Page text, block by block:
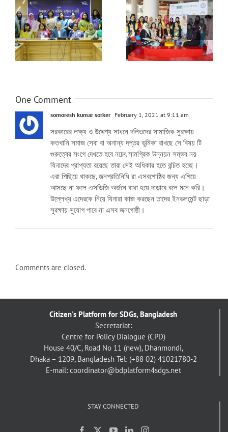
উৎসবের মধ্য দিয়ে অনুষ্ঠিত
হল অ্যাডা লাভলেস গার্লস
প্রোগ্রামিং কনটেস্ট-২১
One Comment
somoresh kumar sorker February 1, 2021 at 9:11 am
সরকারের লক্ষ্য ও উদ্দেশ্য সাধনে দলিতদের সামাজিক সুরক্ষায়
কতখানি সমাজ সেবা বা অনান্য দপ্তর ভুমিকা রাখছে সে বিষয় টি
গুরুত্বের সংগে দেখতে হবে নচেৎ সামগ্রিক উন্নয়ন সম্ভব নয়
যিনাদের প্রাপ্যতা রয়েছে তারা সেই অধিকার হতে বন্চিত হচ্ছে।
এরা পিছিয়ে থাকছে, জনপ্রতিনিধি রা এসবগোষ্ঠির জন্য এগিয়ে
আসছে না ফলে এসডিজি অর্জনে বাধা হয়ে দাড়াবে বলে মনে করি।
উল্লেখ্য এদেরকে নিয়ে যিনারা কাজ করছেন তাদের ইনভলমেন্ট ছাড়া
সুরক্ষায় সুযোগ পাবে না এসব জনগোষ্ঠী।
Comments are closed.
Citizen's Platform for SDGs, Bangladesh
Secretariat:
Centre for Policy Dialogue (CPD)
House 40/C, Road No 11 (new), Dhanmondi,
Dhaka – 1209, Bangladesh Tel: (+88 02) 41021780-2
E-mail: coordinator@bdplatform4sdgs.net
STAY CONNECTED